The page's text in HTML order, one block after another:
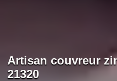
Artisan couvreur
21320